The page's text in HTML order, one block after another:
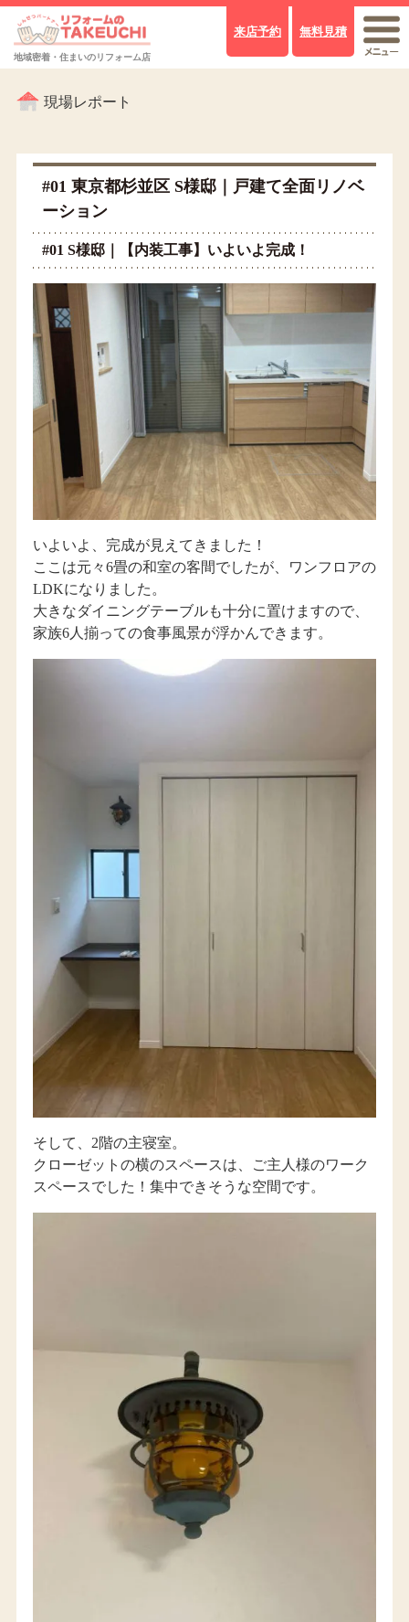
地域密着・住まいのリフォーム店
来店予約 無料見積
現場レポート
#01 東京都杉並区 S様邸｜戸建て全面リノベ
ーション
#01 S様邸｜【内装工事】いよいよ完成！
いよいよ、完成が見えてきました！
ここは元々6畳の和室の客間でしたが、ワンフロアの
LDKになりました。
大きなダイニングテーブルも十分に置けますので、
家族6人揃っての食事風景が浮かんできます。
そして、2階の主寝室。
クローゼットの横のスペースは、ご主人様のワーク
スペースでした！集中できそうな空間です。